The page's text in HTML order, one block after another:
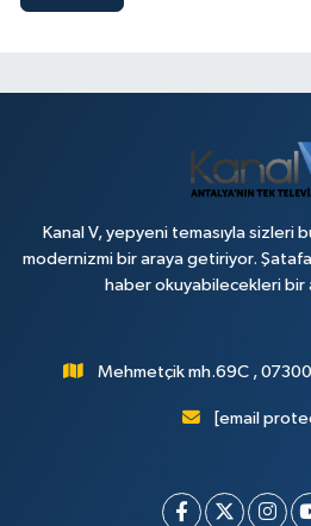
Kanal V, yepyeni temasıyla sizleri
modernizmi bir araya getiriyor.
haber okuyabilecekleri bir
Mehmetçik mh.69C ,
[email